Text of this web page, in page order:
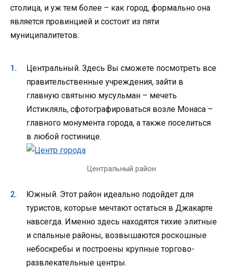
столица, и уж тем более – как город, формально она
является провинцией и состоит из пяти
муниципалитетов:
Центральный. Здесь Вы сможете посмотреть все
правительственные учреждения, зайти в
главную святыню мусульман – мечеть
Истикляль, сфотографироваться возле Монаса –
главного монумента города, а также поселиться
в любой гостинице.
Центральный район
Южный. Этот район идеально подойдет для
туристов, которые мечтают остаться в Джакарте
навсегда. Именно здесь находятся тихие элитные
и спальные районы, возвышаются роскошные
небоскребы и построены крупные торгово-
развлекательные центры.